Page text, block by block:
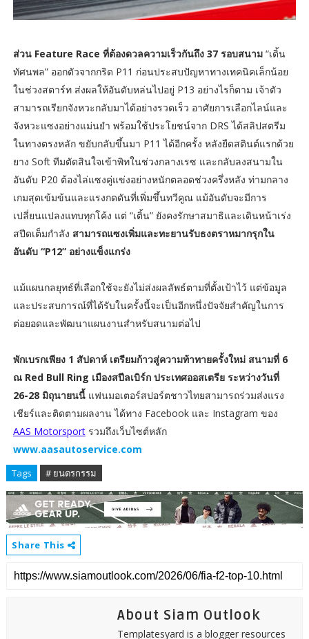
ส่วน Feature Race ที่ต้องดวลความเร็วกันถึง 37 รอบสนาม “เติ้น
ทัศนพล” ออกตัวจากกริด P11 ก่อนประสบปัญหาทางเทคนิคเล็กน้อย
ในช่วงสตาร์ท ส่งผลให้อันดับหล่นไปอยู่ P13 อย่างไรก็ตาม เจ้าตัว
สามารถเรียกจังหวะกลับมาได้อย่างรวดเร็ว อาศัยการเลือกไลน์และ
จังหวะแซงอย่างแม่นยำ พร้อมใช้ประโยชน์จาก DRS ได้สลิปสตรีม
ในทางตรงหลัก ขยับกลับขึ้นมา P11 ได้อีกครั้ง หลังยืดสตินต์แรกด้วย
ยาง Soft ทีมตัดสินใจเข้าพิทในช่วงกลางเรซ และกลับลงสนามใน
อันดับ P20 ต้องไล่แซงคู่แข่งอย่างหนักตลอดช่วงครึ่งหลัง ท่ามกลาง
เกมสุดเข้มข้นและแรงกดดันที่เพิ่มขึ้นทวีคูณ แม้อันดับจะมีการ
เปลี่ยนแปลงแทบทุกโค้ง แต่ “เติ้น” ยังคงรักษาสมาธิและเดินหน้าเร่ง
สปีดเต็มกำลัง สามารถแซงเพิ่มและทะยานรับธงตราหมากรุกใน
อันดับ “P12” อย่างแข็งแกร่ง
แม้แผนกลยุทธ์ที่เลือกใช้จะยังไม่ส่งผลลัพธ์ตามที่ตั้งเป้าไว้ แต่ข้อมูล
และประสบการณ์ที่ได้รับในครั้งนี้จะเป็นอีกหนึ่งปัจจัยสำคัญในการ
ต่อยอดและพัฒนาแผนงานสำหรับสนามต่อไป
พักเบรกเพียง 1 สัปดาห์ เตรียมก้าวสู่ความท้าทายครั้งใหม่ สนามที่ 6
ณ Red Bull Ring เมืองสปีลเบิร์ก ประเทศออสเตรีย ระหว่างวันที่
26-28 มิถุนายนนี้ แฟนมอเตอร์สปอร์ตชาวไทยสามารถร่วมส่งแรง
เชียร์และติดตามผลงาน ได้ทาง Facebook และ Instagram ของ
AAS Motorsportรวมถึงเว็บไซต์หลัก
www.aasautoservice.com
Tags # ยนตรกรรม
Share This
About Siam Outlook
Templatesyard is a blogger resources